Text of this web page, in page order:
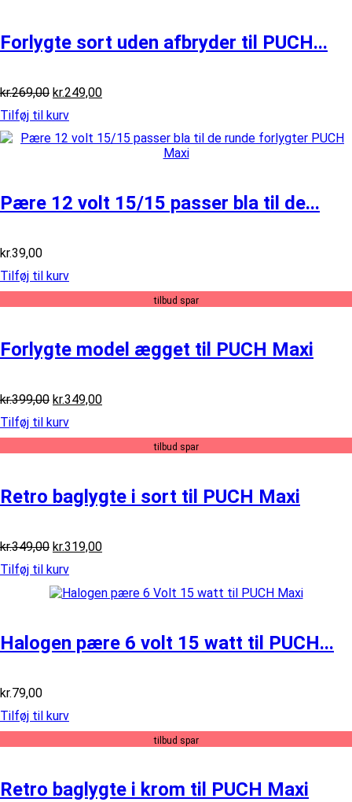
Forlygte sort uden afbryder til PUCH...
kr.269,00 Den
pris
var:
kr.249,00Den
er:
Tilføj til kurv
Pære 12 volt 15/15 passer bla til de...
kr.39,00
Tilføj til kurv
tilbud spar
Forlygte model ægget til PUCH Maxi
kr.399,00 Den
pris
kr.349,00Den
Tilføj til kurv
tilbud spar
Retro baglygte i sort til PUCH Maxi
kr.349,00 Den
pris
var:
kr.319,00Den
er:
Tilføj til kurv
Halogen pære 6 volt 15 watt til PUCH...
kr.79,00
Tilføj til kurv
tilbud spar
Retro baglygte i krom til PUCH Maxi